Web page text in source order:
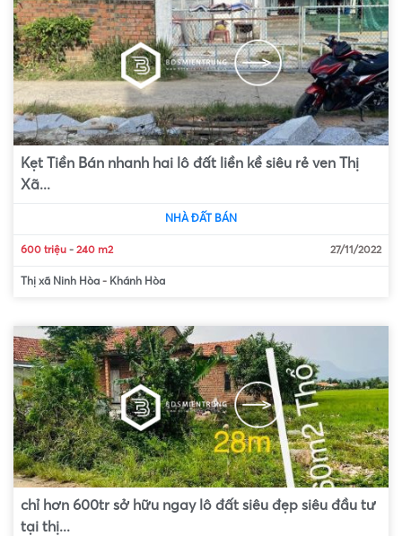
Kẹt Tiền Bán nhanh hai lô đất liền kề siêu rẻ ven Thị
Xã...
NHÀ ĐẤT BÁN
600 triệu - 240 m2 27/11/2022
Thị xã Ninh Hòa - Khánh Hòa
chỉ hơn 600tr sở hữu ngay lô đất siêu đẹp siêu đầu tư
tại thị...